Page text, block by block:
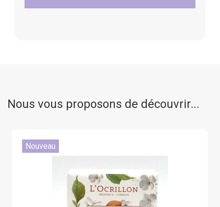
Nous vous proposons de découvrir...
Nouveau